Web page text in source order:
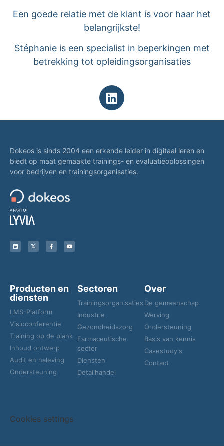
Een goede relatie met de klant is voor haar het
belangrijkste!
Stéphanie is een specialist in beperkingen met
betrekking tot opleidingsorganisaties
Dokeos is sinds 2004 een erkende leider in digitaal leren en
biedt op maat gemaakte trainings- en evaluatieoplossingen
voor bedrijven en trainingsorganisaties.
Producten en
diensten
LMS-Platform
Visioconferentie
Training op de plank
Inhoud ontwerp
Audit en naleving
Ondersteuning
Sectoren
Trainingsorganisaties
Industrie
Gezondheidszorg
Farmaceutische
sector
Diensten
Detailhandel
Over
De gemeenschap
Werving
Ondersteuning
Basis van kennis
Casestudy's
Contact
Cookies settings